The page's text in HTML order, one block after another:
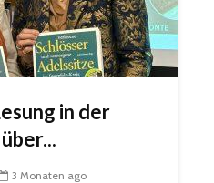
in der
3 Monaten ago